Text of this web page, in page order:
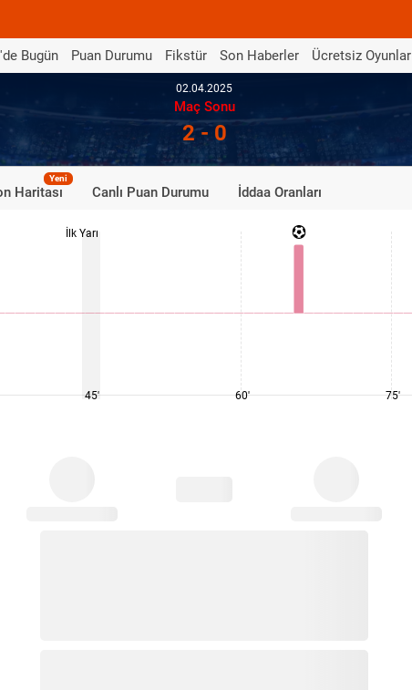
Bugün Puan Durumu Fikstür Son Haberler Ücretsiz Oyunlar
02.04.2025
Maç Sonu
2 - 0
Haritası
Yeni
Canlı Puan Durumu İddaa Oranları
İlk Yarı
45' 60' 75'